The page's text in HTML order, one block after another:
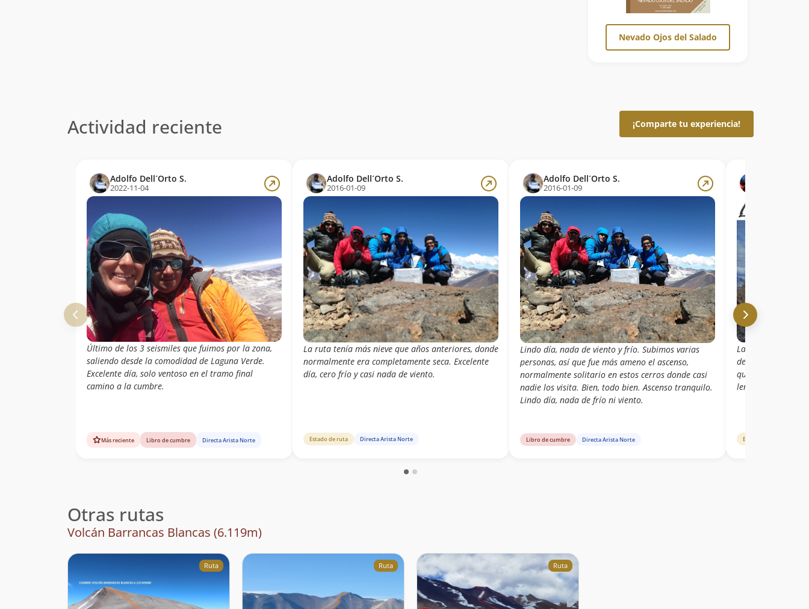
Nevado Ojos del Salado
Actividad reciente ¡Comparte tu experiencia!
Adolfo Dell´Orto S.
2022-11-04
Último de los 3 seismiles que fuimos por la zona,
saliendo desde la comodidad de Laguna Verde.
Excelente día, solo ventoso en el tramo final
camino a la cumbre.
Más reciente Libro de cumbre Directa Arista Norte
Adolfo Dell´Orto S.
2016-01-09
La ruta tenía más nieve que años anteriores, donde
normalmente era completamente seca. Excelente
día, cero frío y casi nada de viento.
Estado de ruta Directa Arista Norte
Adolfo Dell´Orto S.
2016-01-09
Lindo día, nada de viento y frío. Subimos varias
personas, así que fue más ameno el ascenso,
normalmente solitario en estos cerros donde casi
nadie los visita. Bien, todo bien. Ascenso tranquilo.
Lindo día, nada de frío ni viento.
Libro de cumbre Directa Arista Norte
La ruta se
desde el norte a
quebrada en su
lento de avanzar).
Estado de ruta
Otras rutas
Volcán Barrancas Blancas (6.119m)
Ruta Ruta Ruta